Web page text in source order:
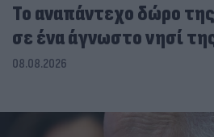
To αναπάντεχο δώρο
σε ένα άγνωστο νησί
08.08.2026